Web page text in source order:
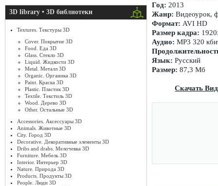
3D library • 3D библиотеки
Textures. Текстуры 3D
Cover. Покрытие 3D
Food. Еда 3D
Glass. Стекло 3D
Liquid. Жидкости 3D
Metal. Металл 3D
Organic. Органика 3D
Paint. Краска 3D
Plastic. Пластик 3D
Textile. Текстиль 3D
Wood. Дерево 3D
Other. Остальные 3D
Accessories. Аксессуары 3D
Animals. Животные 3D
City. Город 3D
Decorative. Декоративные элементы 3D
Dribs and drabs. Мелочевка 3D
Furniture. Мебель 3D
Interior. Интерьер 3D
Nature. Природа 3D
Products. Продукты 3D
People. Люди 3D
Год: 2013
Жанр: Видеоурок,
Формат: AVI HD
Размер кадра:
Аудио: MP3 320
Язык: Русский
Размер: 87,3 Мб
Скачать